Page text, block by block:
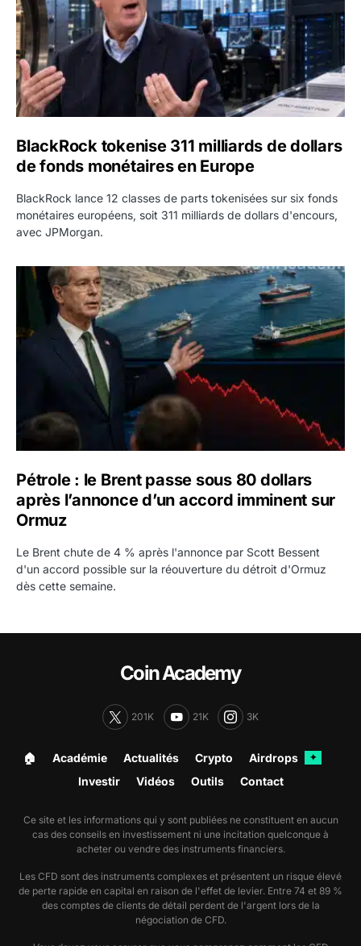
BlackRock tokenise 311 milliards de dollars
de fonds monétaires en Europe
BlackRock lance 12 classes de parts tokenisées sur six fonds
monétaires européens, soit 311 milliards de dollars d'encours,
avec JPMorgan.
Pétrole : le Brent passe sous 80 dollars après
Pétrole : le Brent passe sous 80 dollars
après l’annonce d’un accord imminent sur
Ormuz
Le Brent chute de 4 % après l'annonce par Scott Bessent
d'un accord possible sur la réouverture du détroit d'Ormuz
dès cette semaine.
Coin Academy
201K 21K 3K
🏠︎ Académie Actualités Crypto Airdrops ✦
Investir Vidéos Outils Contact
Ce site et les informations qui y sont publiées ne constituent en aucun
cas des conseils en investissement ni une incitation quelconque à
acheter ou vendre des instruments financiers.
Les CFD sont des instruments complexes et présentent un risque élevé
de perte rapide en capital en raison de l'effet de levier. Entre 74 et 89 %
des comptes de clients de détail perdent de l'argent lors de la
négociation de CFD.